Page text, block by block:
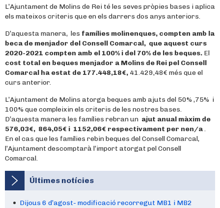
L’Ajuntament de Molins de Rei té les seves pròpies bases i aplica
els mateixos criteris que en els darrers dos anys anteriors.
D’aquesta manera, les famílies molinenques, compten amb la
beca de menjador del Consell Comarcal, que aquest curs
2020-2021 compten amb el 100% i del 70% de les beques. El
cost total en beques menjador a Molins de Rei pel Consell
Comarcal ha estat de 177.448,18€, 41.429,48€ més que el
curs anterior.
L’Ajuntament de Molins atorga beques amb ajuts del 50% ,75% i
100% que compleixin els criteris de les nostres bases.
D’aquesta manera les famílies rebran un ajut anual màxim de
576,03€, 864,05€ i 1152,06€ respectivament per nen/a.
En el cas que les famílies rebin beques del Consell Comarcal,
l’Ajuntament descomptarà l’import atorgat pel Consell
Comarcal.
Últimes notícies
Dijous 6 d’agost- modificació recorregut MB1 i MB2